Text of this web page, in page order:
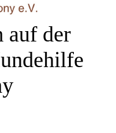
auf der